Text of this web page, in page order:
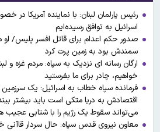
رئیس پارلمان لبنان: با نماینده آمریکا
اسرائیل به توافق رسیده‌ایم
صدور حکم اعدام برای قاتل افسر پلیس/ او
سمندش بود به زمین پرت کرد
ارگان رسانه ای نزدیک به سپاه: مردم غزه و
خواهیم، چادر برای ما بفرستید
اقتصادش به دریا متکی است باید بیشتر
می‌تواند سقوط یک رژیم را با شتابی عجیب
معاون نیروی قدس سپاه: حال سردار